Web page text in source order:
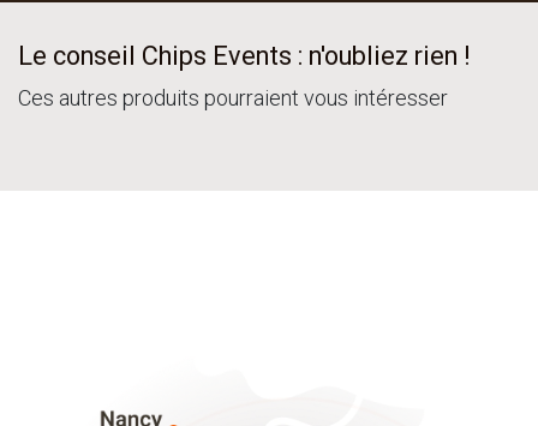
Le conseil Chips Events : n'oubliez rien !
Ces autres produits pourraient vous intéresser